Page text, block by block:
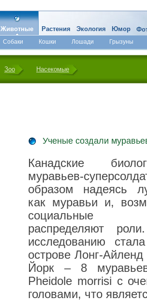
Животные
Собаки Кошки Лошади
Грызуны
Микромир
Растения Экология Юмор
Зоо Насекомые
Ученые создали
Канадские
муравьев-
образом надеясь
как муравьи и,
социальные
распределяют
исследованию
острове Лонг-
Йорк – 8 муравьев-
Pheidole morrisi с
головами, что